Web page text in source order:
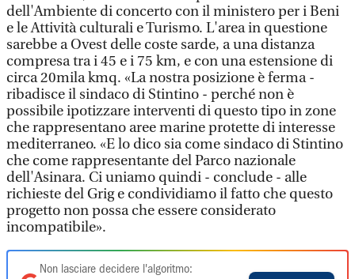
dell'Ambiente di concerto con il ministero per i Beni
e le Attività culturali e Turismo. L'area in questione
sarebbe a Ovest delle coste sarde, a una distanza
compresa tra i 45 e i 75 km, e con una estensione di
circa 20mila kmq. «La nostra posizione è ferma -
ribadisce il sindaco di Stintino - perché non è
possibile ipotizzare interventi di questo tipo in zone
che rappresentano aree marine protette di interesse
mediterraneo. «E lo dico sia come sindaco di Stintino
che come rappresentante del Parco nazionale
dell'Asinara. Ci uniamo quindi - conclude - alle
richieste del Grig e condividiamo il fatto che questo
progetto non possa che essere considerato
incompatibile».
Non lasciare decidere l'algoritmo: